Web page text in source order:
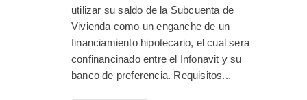
utilizar su saldo de la Subcuenta de
Vivienda como un enganche de un
financiamiento hipotecario, el cual sera
confinancinado entre el Infonavit y su
banco de preferencia. Requisitos...